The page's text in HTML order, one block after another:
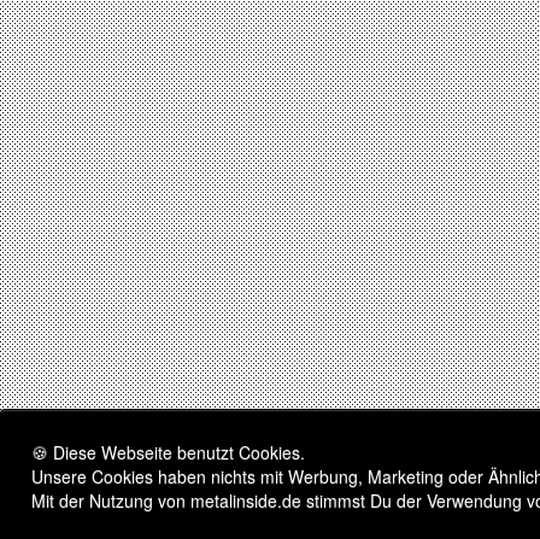
🍪 Diese Webseite benutzt Cookies.
Unsere Cookies haben nichts mit Werbung, Marketing oder
Mit der Nutzung von metalinside.de stimmst Du der Verwendung